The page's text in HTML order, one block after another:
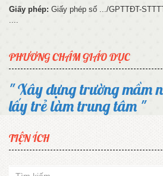
Giấy phép: Giấy phép số .../GPTTĐT-
....
PHƯƠNG CHÂM GIÁO DỤC
" Xây dựng trường mầm
lấy trẻ làm trung tâm "
TIỆN ÍCH